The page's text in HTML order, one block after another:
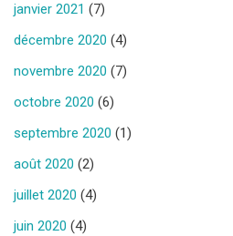
janvier 2021 (7)
décembre 2020 (4)
novembre 2020 (7)
octobre 2020 (6)
septembre 2020 (1)
août 2020 (2)
juillet 2020 (4)
juin 2020 (4)